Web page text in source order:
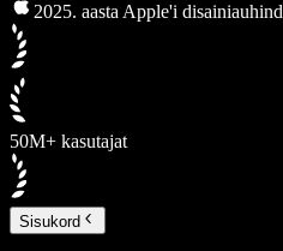
2025. aasta Apple'i disainiauhind
50M+ kasutajat
Sisukord